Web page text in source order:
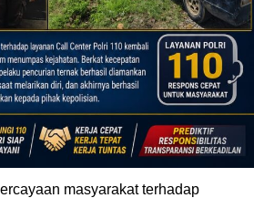
masyarakat terhadap